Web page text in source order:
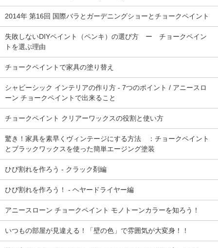
2014年 第16回 国際バラとガーデニングショーとチョークペイント
失敗しないDIYペイント（ペンキ）の選び方 ー チョークペイン
トを選ぶ理由
チョークペイントで家具の塗り替え
シャビーシック インテリアの作り方 - 7つのポイント / アニースロ
ーン チョークペイントで出来ること
チョークペイント クリアーワックスの役割と使い方
驚き！家具を素早くヴィンテージにする方法 ：チョークペイント
とブラックワックスを使った簡単エージング塗装
ひび割れを作ろう - クラック剤編
ひび割れを作ろう！ - ヘヤードライヤー編
アニースローン チョークペイント モノトーンカラーを知ろう！
いつもの部屋が見違える！「壁の色」で雰囲気が大変身！！